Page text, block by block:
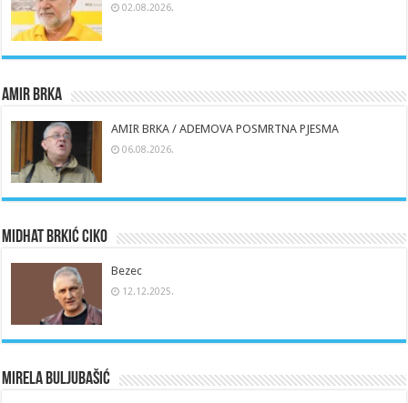
02.08.2026.
Amir Brka
AMIR BRKA / ADEMOVA POSMRTNA PJESMA
06.08.2026.
Midhat Brkić Ciko
Bezec
12.12.2025.
Mirela Buljubašić